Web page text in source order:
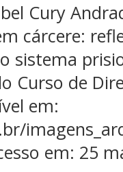
Cury
cárcere:
sistema
Curso de
em:
em: 25